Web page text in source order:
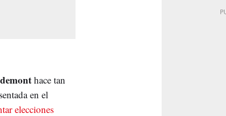
hace tan
en el
elecciones